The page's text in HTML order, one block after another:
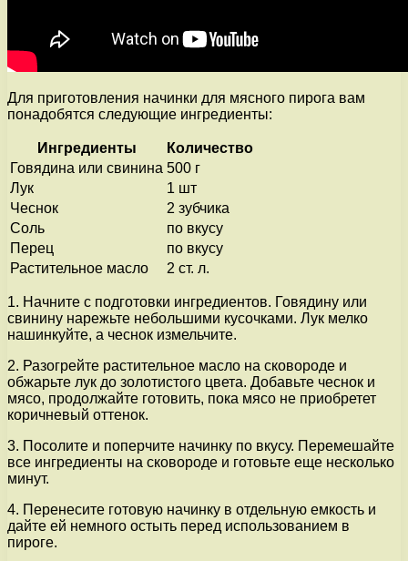
Для приготовления начинки для мясного пирога вам
понадобятся следующие ингредиенты:
Ингредиенты
Количество
Говядина или свинина 500 г
Лук
1 шт
Чеснок
2 зубчика
Соль
по вкусу
Перец
по вкусу
Растительное масло
2 ст. л.
1. Начните с подготовки ингредиентов. Говядину или
свинину нарежьте небольшими кусочками. Лук мелко
нашинкуйте, а чеснок измельчите.
2. Разогрейте растительное масло на сковороде и
обжарьте лук до золотистого цвета. Добавьте чеснок и
мясо, продолжайте готовить, пока мясо не приобретет
коричневый оттенок.
3. Посолите и поперчите начинку по вкусу. Перемешайте
все ингредиенты на сковороде и готовьте еще несколько
минут.
4. Перенесите готовую начинку в отдельную емкость и
дайте ей немного остыть перед использованием в
пироге.